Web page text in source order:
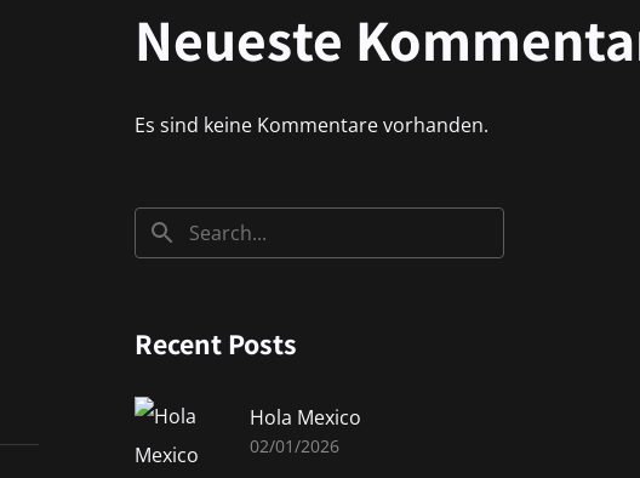
Neueste
Es sind keine Kommentare vorhanden.
Recent Posts
Hola Mexico
02/01/2026